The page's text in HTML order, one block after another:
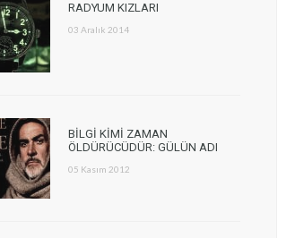
RADYUM KIZLARI
03 Aralık 2014
BİLGİ KİMİ ZAMAN
ÖLDÜRÜCÜDÜR: GÜLÜN ADI
05 Kasım 2012